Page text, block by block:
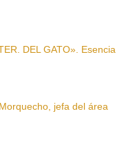
DEL GATO». Esencia
jefa del área